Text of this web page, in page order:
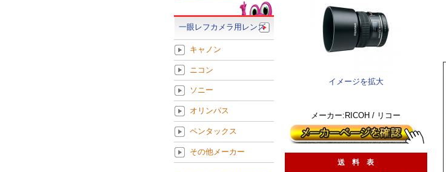
イメージを拡大
メーカー:RICOH / リコー
送 料 表
一眼レフカメラ用レンズ
キャノン
ニコン
ソニー
オリンパス
ペンタックス
その他メーカー